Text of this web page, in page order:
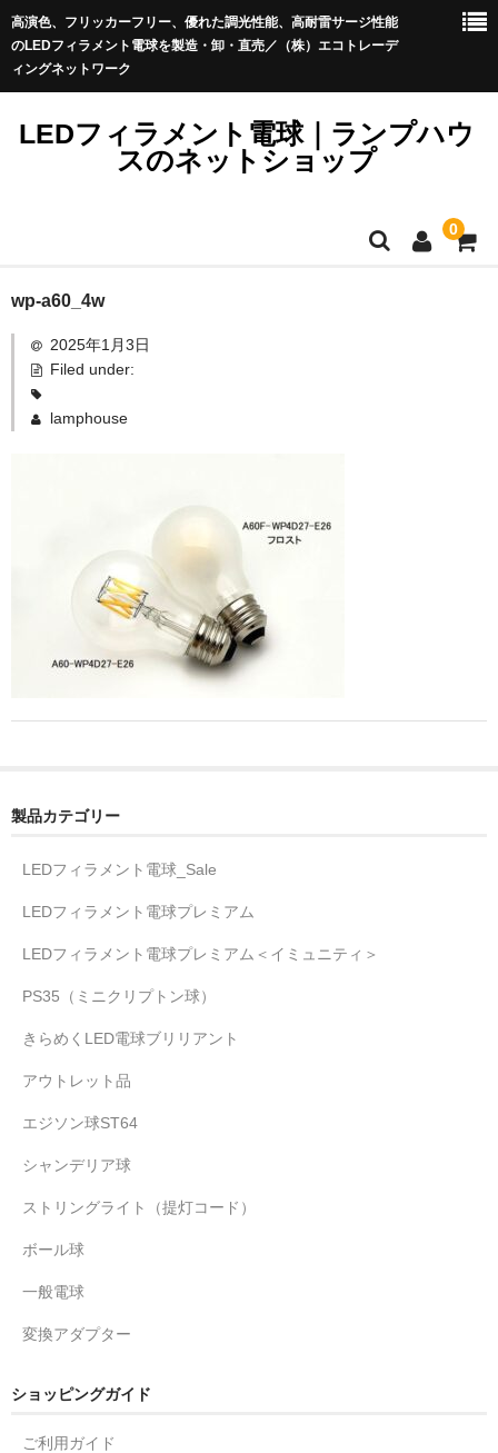
高演色、フリッカーフリー、優れた調光性能、高耐雷サージ性能
のLEDフィラメント電球を製造・卸・直売／（株）エコトレーデ
ィングネットワーク
LEDフィラメント電球｜ランプハウ
スのネットショップ
0
LEDフィラメント電球プレミアム＜イミュニティ＞
ストリングライト（提灯コード）
きらめくLED電球ブリリアント
アウトレット品
wp-a60_4w
2025年1月3日
Filed under:
lamphouse
製品カテゴリー
LEDフィラメント電球_Sale
LEDフィラメント電球プレミアム
LEDフィラメント電球プレミアム＜イミュニティ＞
PS35（ミニクリプトン球）
きらめくLED電球ブリリアント
アウトレット品
エジソン球ST64
シャンデリア球
ストリングライト（提灯コード）
ボール球
一般電球
変換アダプター
ショッピングガイド
ご利用ガイド